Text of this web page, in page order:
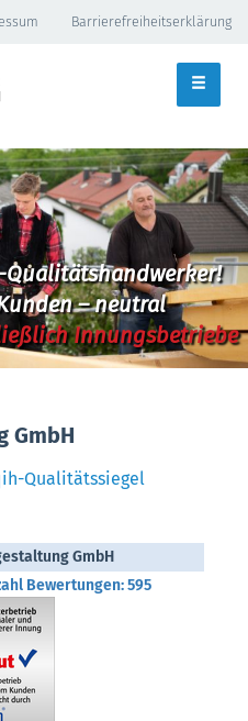
Barrierefreiheitserklärung
– neutral
Innungsbetriebe
GmbH
Qualitätssiegel
GmbH
Bewertungen: 595